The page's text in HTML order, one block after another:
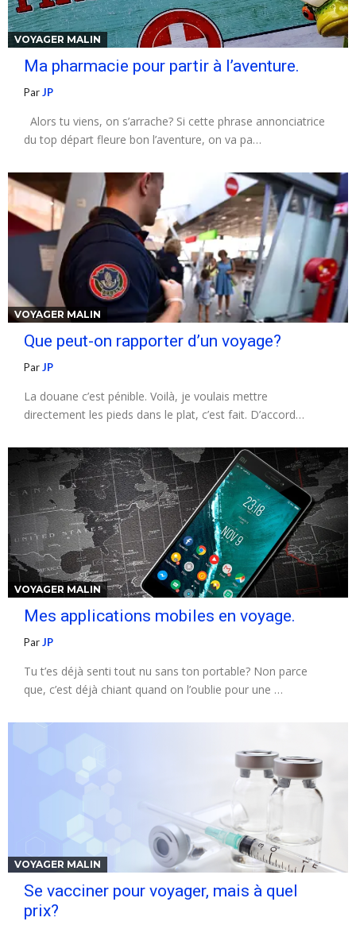
VOYAGER MALIN
Ma pharmacie pour partir à l’aventure.
ParJP
Alors tu viens, on s’arrache? Si cette phrase annonciatrice
du top départ fleure bon l’aventure, on va pa…
VOYAGER MALIN
Que peut-on rapporter d’un voyage?
ParJP
La douane c’est pénible. Voilà, je voulais mettre
directement les pieds dans le plat, c’est fait. D’accord…
VOYAGER MALIN
Mes applications mobiles en voyage.
ParJP
Tu t’es déjà senti tout nu sans ton portable? Non parce
que, c’est déjà chiant quand on l’oublie pour une …
VOYAGER MALIN
Se vacciner pour voyager, mais à quel
prix?